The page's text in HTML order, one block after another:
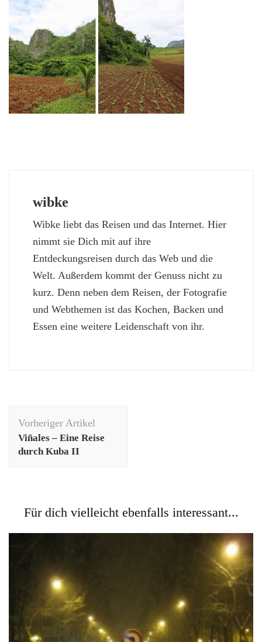
wibke
Wibke liebt das Reisen und das Internet. Hier
nimmt sie Dich mit auf ihre
Entdeckungsreisen durch das Web und die
Welt. Außerdem kommt der Genuss nicht zu
kurz. Denn neben dem Reisen, der Fotografie
und Webthemen ist das Kochen, Backen und
Essen eine weitere Leidenschaft von ihr.
Vorheriger Artikel
Viñales – Eine Reise
durch Kuba II
Für dich vielleicht ebenfalls interessant...